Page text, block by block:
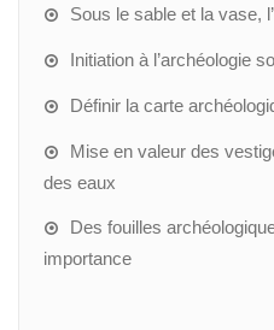
Sous le sable et la vase,
Initiation à l’archéologie
Définir la carte
Mise en valeur des
des eaux
Des fouilles
importance